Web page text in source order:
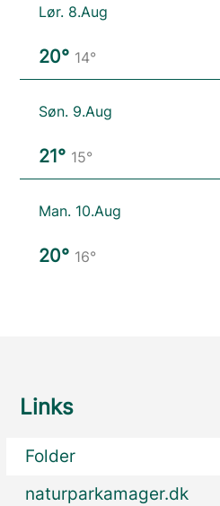
Lør. 8.Aug
20° 14°
Søn. 9.Aug
21° 15°
Man. 10.Aug
20° 16°
Links
Folder
naturparkamager.dk